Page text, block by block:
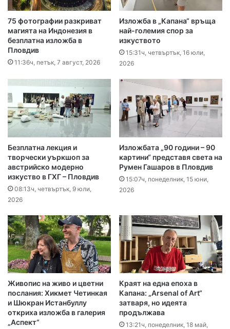
75 фотографии разкриват
магията на Индонезия в
безплатна изложба в
Пловдив
11:36ч, петък, 7 август, 2026
Изложба в „Капана“ връща
най-големия спор за
изкуството
15:31ч, четвъртък, 16 юли,
2026
Безплатна лекция и
творчески уъркшоп за
австрийско модерно
изкуство в ГХГ – Пловдив
08:13ч, четвъртък, 9 юли,
2026
Изложбата „90 години – 90
картини“ представя света на
Румен Гашаров в Пловдив
15:07ч, понеделник, 15 юни,
2026
Живопис на живо и цветни
послания: Хикмет Четинкая
и Шюкран Истанбуллу
откриха изложба в галерия
„Аспект“
Краят на една епоха в
Капана: „Arsenal of Art“
затваря, но идеята
продължава
13:21ч, понеделник, 18 май,